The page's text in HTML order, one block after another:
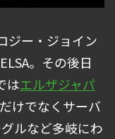
ジー・ジョイン
。その後日
はエルザジャパ
けでなくサーバ
ルなど多岐にわ